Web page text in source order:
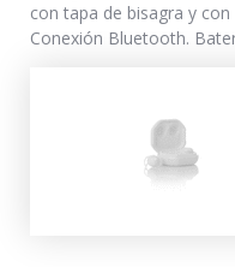
con tapa de bisagra y
Conexión Bluetooth.